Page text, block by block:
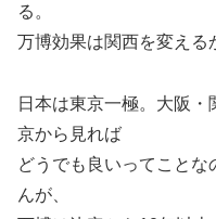
る。
万博効果は関西を変える
日本は東京一極。大阪
京から見れば
どうでも良いってこと
んが、